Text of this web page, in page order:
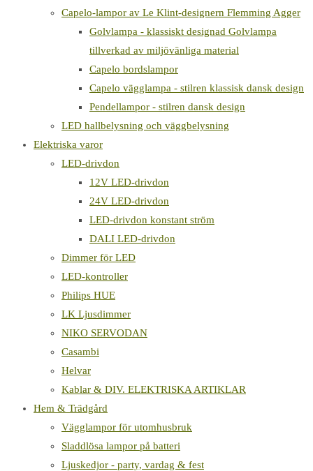
Capelo-lampor av Le Klint-designern Flemming Agger
Golvlampa - klassiskt designad Golvlampa
tillverkad av miljövänliga material
Capelo bordslampor
Capelo vägglampa - stilren klassisk dansk design
Pendellampor - stilren dansk design
LED hallbelysning och väggbelysning
Elektriska varor
LED-drivdon
12V LED-drivdon
24V LED-drivdon
LED-drivdon konstant ström
DALI LED-drivdon
Dimmer för LED
LED-kontroller
Philips HUE
LK Ljusdimmer
NIKO SERVODAN
Casambi
Helvar
Kablar & DIV. ELEKTRISKA ARTIKLAR
Hem & Trädgård
Vägglampor för utomhusbruk
Sladdlösa lampor på batteri
Ljuskedjor - party, vardag & fest